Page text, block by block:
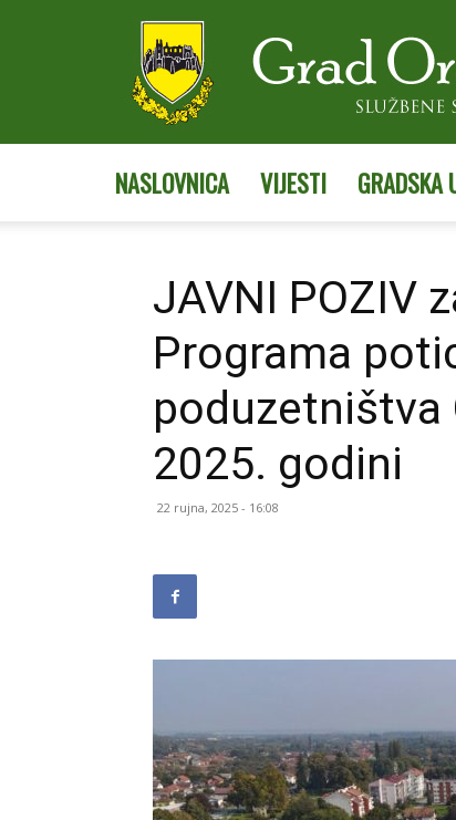
NASLOVNICA VIJESTI GRADSKA
JAVNI POZIV
Programa
poduzetništva
2025. godini
22 rujna, 2025 - 16:08